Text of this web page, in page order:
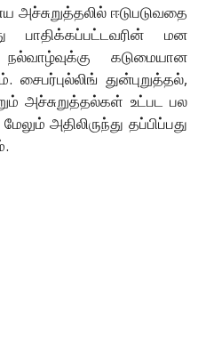
ஈடுபடுவதை
பாதிக்கப்பட்டவரின் மன
கடுமையான
சைபர்புல்லிங் துன்புறுத்தல்,
அச்சுறுத்தல்கள் உட்பட பல
அதிலிருந்து தப்பிப்பது